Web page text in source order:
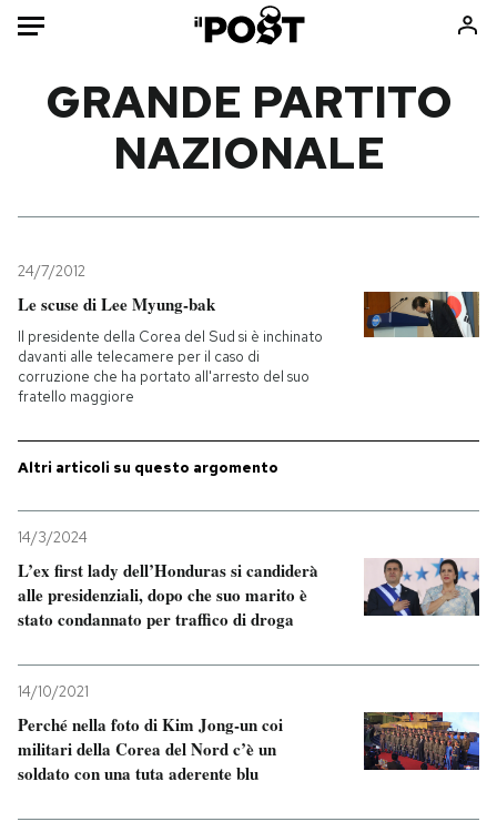
Mondo
Tecnologia
Internet
Scienza
Cultura
Economia
Sport
Libri
Ok Boomer!
Media
Europa
Mondiali calcio 2026
PODCAST
NEWSLETTER
I MIEI PREFERITI
SHOP
GRANDE PARTITO
NAZIONALE
24/7/2012
Le scuse di Lee Myung-bak
Il presidente della Corea del Sud si è inchinato
davanti alle telecamere per il caso di
corruzione che ha portato all'arresto del suo
fratello maggiore
Altri articoli su questo argomento
14/3/2024
L’ex first lady dell’Honduras si candiderà
alle presidenziali, dopo che suo marito è
stato condannato per traffico di droga
14/10/2021
Perché nella foto di Kim Jong-un coi
militari della Corea del Nord c’è un
soldato con una tuta aderente blu